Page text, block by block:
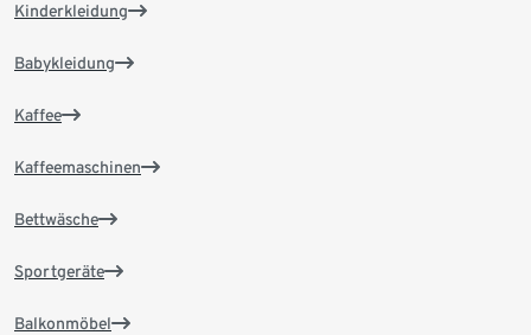
Kinderkleidung
Babykleidung
Kaffee
Kaffeemaschinen
Bettwäsche
Sportgeräte
Balkonmöbel